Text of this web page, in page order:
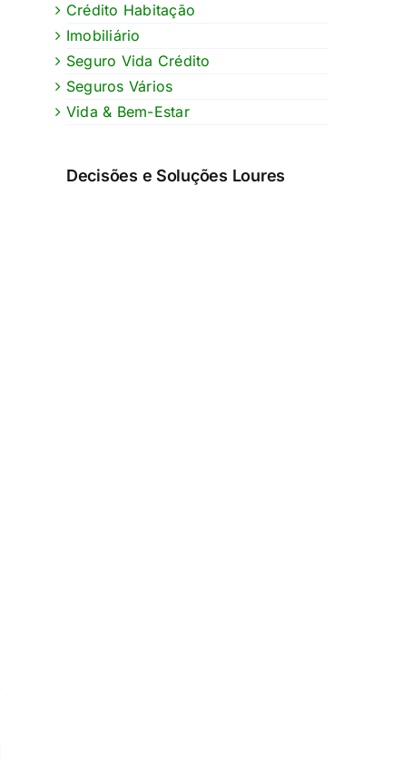
Crédito Habitação
Imobiliário
Seguro Vida Crédito
Seguros Vários
Vida & Bem-Estar
Decisões e Soluções Loures